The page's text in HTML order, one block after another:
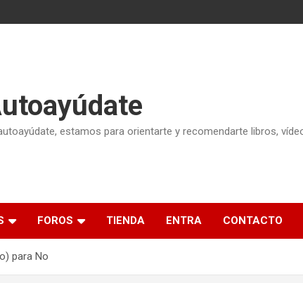
estamos para orientarte y recomendarte libros,
FOROS TIENDA ENTRA CONTACTO
para No